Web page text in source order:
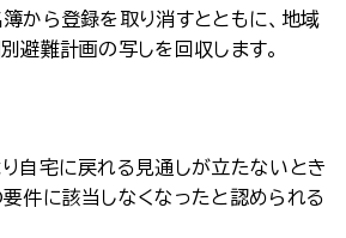
から登録を取り消すとともに、地域
避難計画の写しを回収します。
自宅に戻れる見通しが立たないとき
件に該当しなくなったと認められる